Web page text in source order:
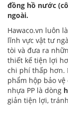
đồng hồ nước
ngoài.
Hawaco.vn luôn
lĩnh vực vật tư
tòi và đưa ra
thiết kế tiện lợi
chi phí thấp hơn.
phẩm hộp bảo
nhựa PP là dòng
giản tiện lợi,